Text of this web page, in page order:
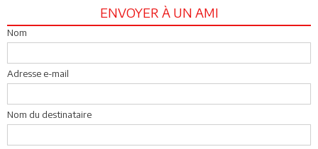
ENVOYER À UN AMI
Nom
Adresse e-mail
Nom du destinataire